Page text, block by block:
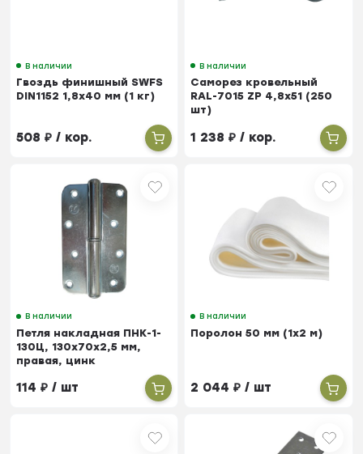
В наличии
Гвоздь финишный SWFS
DIN1152 1,8х40 мм (1 кг)
508₽ / кор.
В наличии
Саморез кровельный
RAL-7015 ZP 4,8х51 (250
шт)
1 238₽ / кор.
В наличии
Петля накладная ПНК-1-
130Ц, 130х70х2,5 мм,
правая, цинк
114₽ / шт
В наличии
Поролон 50 мм (1х2 м)
2 044₽ / шт